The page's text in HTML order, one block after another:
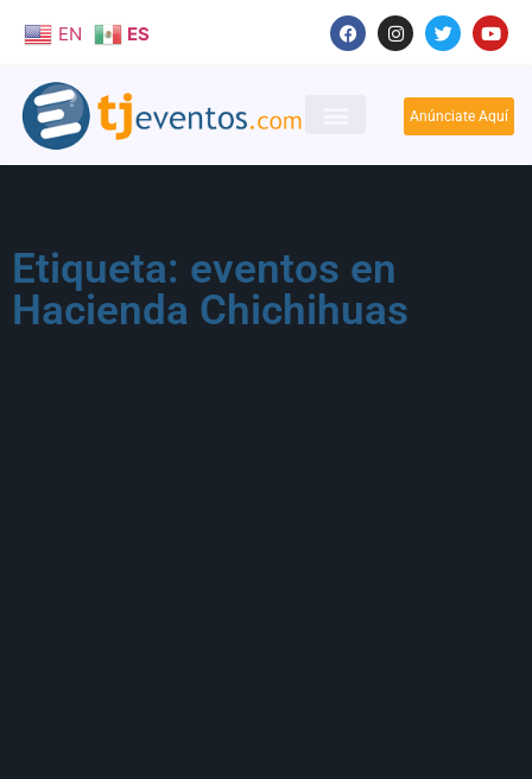
EN ES
Anúnciate Aquí
Etiqueta: eventos en
Hacienda Chichihuas